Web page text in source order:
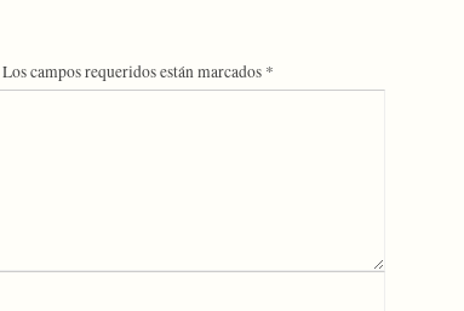
Los campos requeridos están marcados *